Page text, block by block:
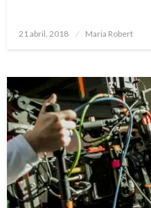
Publicado
21 abril, 2018 Maria Robert